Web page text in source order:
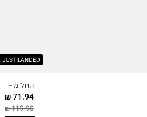
JUST LANDED
החל מ -
71.94 ₪
119.90 ₪